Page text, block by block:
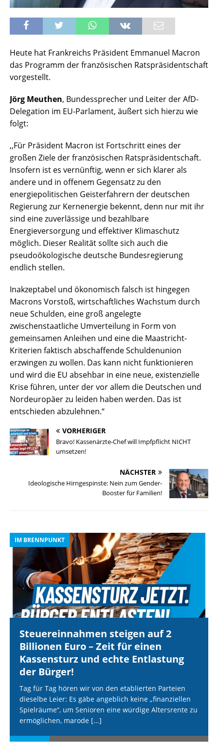
Heute hat Frankreichs Präsident Emmanuel Macron
das Programm der französischen Ratspräsidentschaft
vorgestellt.
Jörg Meuthen, Bundessprecher und Leiter der AfD-
Delegation im EU-Parlament, äußert sich hierzu wie
folgt:
,,Für Präsident Macron ist Fortschritt eines der
großen Ziele der französischen Ratspräsidentschaft.
Insofern ist es vernünftig, wenn er sich klarer als
andere und in offenem Gegensatz zu den
energiepolitischen Geisterfahrern der deutschen
Regierung zur Kernenergie bekennt, denn nur mit ihr
sind eine zuverlässige und bezahlbare
Energieversorgung und effektiver Klimaschutz
möglich. Dieser Realität sollte sich auch die
pseudoökologische deutsche Bundesregierung
endlich stellen.
Inakzeptabel und ökonomisch falsch ist hingegen
Macrons Vorstoß, wirtschaftliches Wachstum durch
neue Schulden, eine groß angelegte
zwischenstaatliche Umverteilung in Form von
gemeinsamen Anleihen und eine die Maastricht-
Kriterien faktisch abschaffende Schuldenunion
erzwingen zu wollen. Das kann nicht funktionieren
und wird die EU absehbar in eine neue, existenzielle
Krise führen, unter der vor allem die Deutschen und
Nordeuropäer zu leiden haben werden. Das ist
entschieden abzulehnen.“
VORHERIGER
Bravo! Kassenärzte-Chef will Impfpflicht NICHT
umsetzen!
NÄCHSTER
Ideologische Hirngespinste: Nein zum Gender-
Booster für Familien!
IM BRENNPUNKT
Steuereinnahmen steigen auf 2
Billionen Euro – Zeit für einen
Kassensturz und echte Entlastung
der Bürger!
Tag für Tag hören wir von den etablierten Parteien
dieselbe Leier: Es gäbe angeblich keine „finanziellen
Spielräume“, um Senioren eine würdige Altersrente zu
ermöglichen, marode [...]